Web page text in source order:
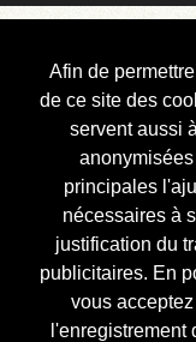
Afin de
de ce site des
servent aussi
principales
nécessaires à
justification du
publicitaires. En
vous
l'enregistrement
Courbis,
Blog
Bienvenue
Réalisations
Divers (et d’été)
Annonces